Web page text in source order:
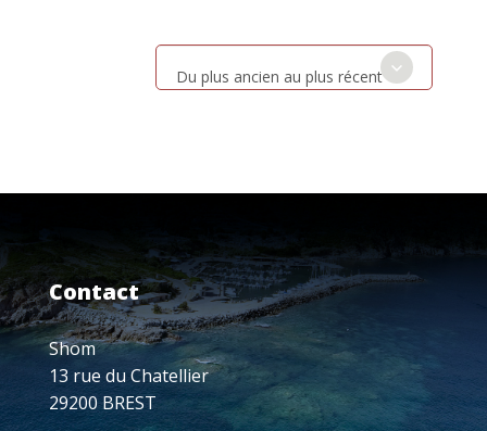
Du plus ancien au plus récent
Contact
Shom
13 rue du Chatellier
29200 BREST